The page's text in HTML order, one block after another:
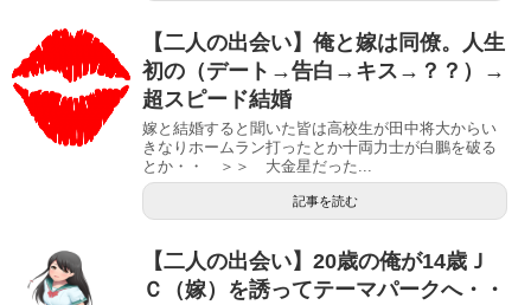
【二人の出会い】俺と嫁は同僚。人生
初の（デート→告白→キス→？？）→
超スピード結婚
嫁と結婚すると聞いた皆は高校生が田中将大からい
きなりホームラン打ったとか十両力士が白鵬を破る
とか・・ ＞＞ 大金星だった...
記事を読む
【二人の出会い】20歳の俺が14歳Ｊ
Ｃ（嫁）を誘ってテーマパークへ・・